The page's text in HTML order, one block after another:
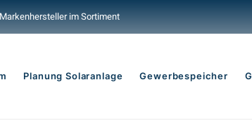
im Sortiment
Planung Solaranlage Gewerbespeicher